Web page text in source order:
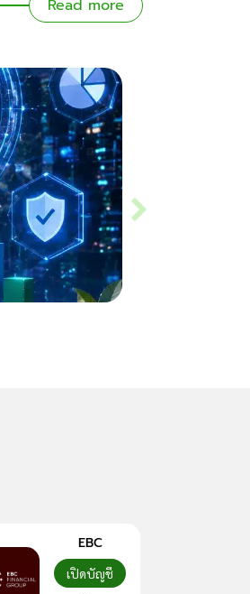
Read more
EBC
เปิดบัญชี